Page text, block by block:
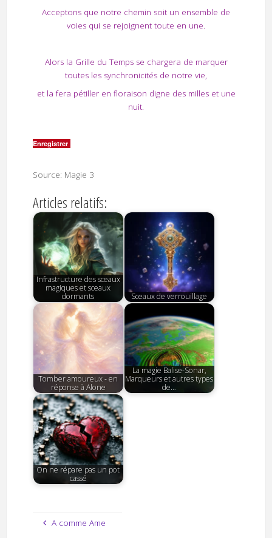
Acceptons que notre chemin soit un ensemble de
voies qui se rejoignent toute en une.
Alors la Grille du Temps se chargera de marquer
toutes les synchronicités de notre vie,
et la fera pétiller en floraison digne des milles et une
nuit.
Enregistrer
Source: Magie 3
Articles relatifs:
Infrastructure des sceaux
magiques et sceaux
dormants
Sceaux de verrouillage
Tomber amoureux - en
réponse à Alone
La magie Balise-Sonar,
Marqueurs et autres types
de…
On ne répare pas un pot
cassé
A comme Ame